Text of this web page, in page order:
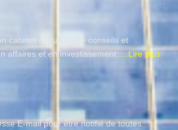
cabinet d’études, de conseils et
affaires et en investissement.
...Lire plus
E-mail pour être notifié de toutes